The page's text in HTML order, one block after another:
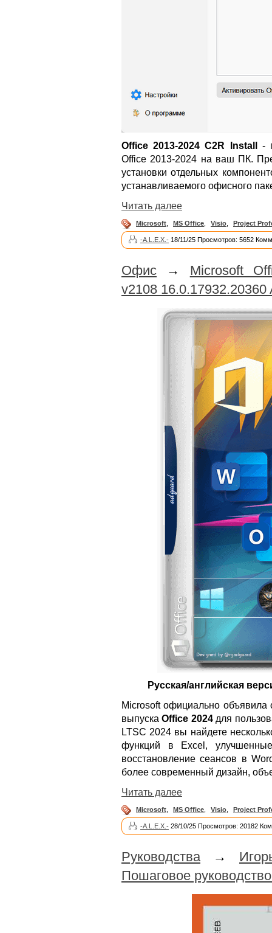
Office 2013-2024 C2R Install
-
Office 2013-2024 на ваш ПК.
установки отдельных
устанавливаемого офисного
Читать далее
Microsoft MS Office Visio Project
-A.L.E.X.- 18/11/25 Просмотров: 5652
Офис → Microsoft
v2108 16.0.17932.20360
Русская/английская
Microsoft официально объявила
выпускаOffice 2024для
LTSC 2024 вы найдете
функций в Excel,
восстановление сеансов в
более современный дизайн,
Читать далее
Microsoft MS Office Visio Project
-A.L.E.X.- 28/10/25 Просмотров: 20182
Руководства →
Пошаговое